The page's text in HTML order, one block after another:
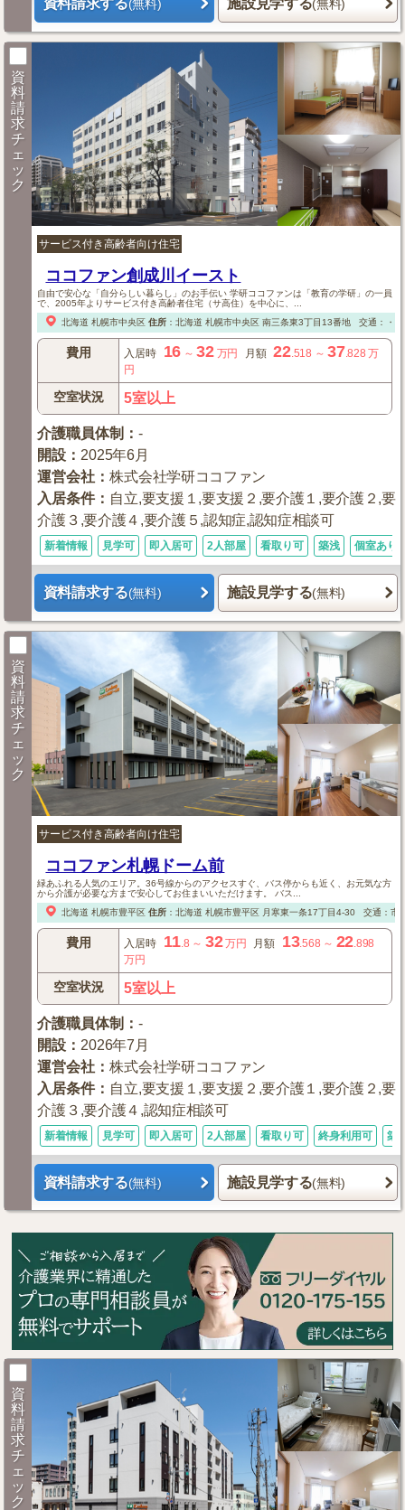
(無料) (無料)
資
料
請
求
チ
ェ
ッ
ク
サービス付き高齢者向け住宅
ココファン創成川イースト
自由で安心な「自分らしい暮らし」のお手伝い 学研ココファンは「教育の学研」の一員
で、2005年よりサービス付き高齢者住宅（サ高住）を中心に、...
北海道 札幌市中央区 住所： 北海道 札幌市中央区南三条東3丁目13番地 交通：・
費用 入居時 16 ～32 万円 月額 22.518 ～37.828 万
円
空室状況 5室以上
介護職員体制 ：-
開設 ： 2025年6月
運営会社 ：株式会社学研ココファン
入居条件： 自立,要支援１,要支援２,要介護１,要介護２,要
介護３,要介護４,要介護５,認知症,認知症相談可
新着情報 見学可 即入居可 2人部屋 看取り可 築浅 個室あり
資料請求する(無料) 施設見学する(無料)
資
料
請
求
チ
ェ
ッ
ク
サービス付き高齢者向け住宅
ココファン札幌ドーム前
緑あふれる人気のエリア。36号線からのアクセスすぐ、バス停からも近く、お元気な方
から介護が必要な方まで安心してお住まいいただけます。 バス...
北海道 札幌市豊平区 住所： 北海道 札幌市豊平区月寒東一条17丁目4-30 交通：市
費用 入居時 11 .8 ～ 32万円 月額 13.568 ～ 22 .898
万円
空室状況 5室以上
介護職員体制 ：-
開設 ： 2026年7月
運営会社 ：株式会社学研ココファン
入居条件： 自立,要支援１,要支援２,要介護１,要介護２,要
介護３,要介護４,認知症相談可
新着情報 見学可 即入居可 2人部屋 看取り可 終身利用可 築
資料請求する(無料) 施設見学する(無料)
資
料
請
求
チ
ェ
ッ
ク